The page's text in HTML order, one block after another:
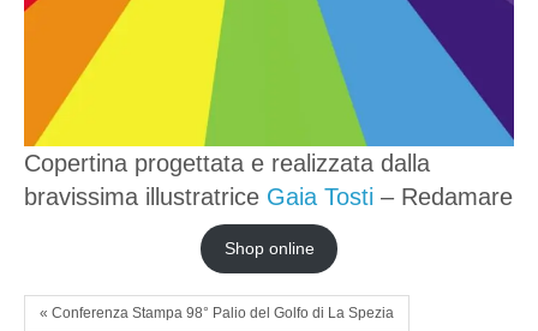
Copertina progettata e realizzata dalla
bravissima illustratrice Gaia Tosti – Redamare
Shop online
« Conferenza Stampa 98° Palio del Golfo di La Spezia